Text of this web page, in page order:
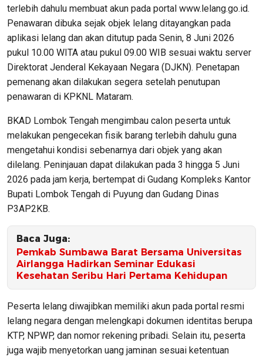
terlebih dahulu membuat akun pada portal www.lelang.go.id.
Penawaran dibuka sejak objek lelang ditayangkan pada
aplikasi lelang dan akan ditutup pada Senin, 8 Juni 2026
pukul 10.00 WITA atau pukul 09.00 WIB sesuai waktu server
Direktorat Jenderal Kekayaan Negara (DJKN). Penetapan
pemenang akan dilakukan segera setelah penutupan
penawaran di KPKNL Mataram.
BKAD Lombok Tengah mengimbau calon peserta untuk
melakukan pengecekan fisik barang terlebih dahulu guna
mengetahui kondisi sebenarnya dari objek yang akan
dilelang. Peninjauan dapat dilakukan pada 3 hingga 5 Juni
2026 pada jam kerja, bertempat di Gudang Kompleks Kantor
Bupati Lombok Tengah di Puyung dan Gudang Dinas
P3AP2KB.
Baca Juga:
Pemkab Sumbawa Barat Bersama Universitas
Airlangga Hadirkan Seminar Edukasi
Kesehatan Seribu Hari Pertama Kehidupan
Peserta lelang diwajibkan memiliki akun pada portal resmi
lelang negara dengan melengkapi dokumen identitas berupa
KTP, NPWP, dan nomor rekening pribadi. Selain itu, peserta
juga wajib menyetorkan uang jaminan sesuai ketentuan